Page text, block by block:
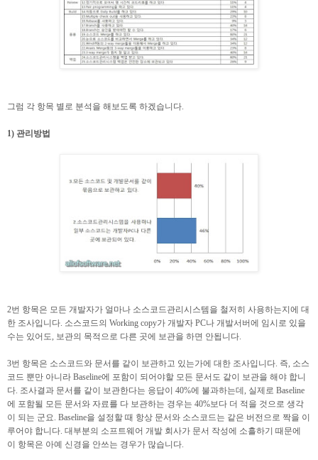
그럼 각 항목 별로 분석을 해보도록 하겠습니다.
1) 관리방법
2번 항목은 모든 개발자가 얼마나 소스코드관리시스템을 철저히 사용하는지에 대
한 조사입니다. 소스코드의 Working copy가 개발자 PC나 개발서버에 임시로 있을
수는 있어도, 보관의 목적으로 다른 곳에 보관을 하면 안됩니다.
3번 항목은 소스코드와 문서를 같이 보관하고 있는가에 대한 조사입니다. 즉, 소스
코드 뿐만 아니라 Baseline에 포함이 되어야할 모든 문서도 같이 보관을 해야 합니
다. 조사결과 문서를 같이 보관한다는 응답이 40%에 불과하는데, 실제로 Baseline
에 포함될 모든 문서와 자료를 다 보관하는 경우는 40%보다 더 적을 것으로 생각
이 되는 군요. Baseline을 설정할 때 항상 문서와 소스코드는 같은 버전으로 짝을 이
루어야 합니다. 대부분의 소프트웨어 개발 회사가 문서 작성에 소흘하기 때문에
이 항목은 아예 신경을 안쓰는 경우가 많습니다.